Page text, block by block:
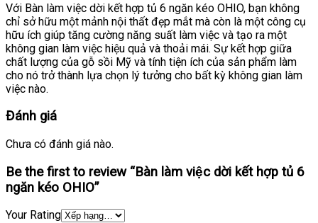
Với Bàn làm việc dời kết hợp tủ 6 ngăn kéo OHIO, bạn không
chỉ sở hữu một mảnh nội thất đẹp mắt mà còn là một công cụ
hữu ích giúp tăng cường năng suất làm việc và tạo ra một
không gian làm việc hiệu quả và thoải mái. Sự kết hợp giữa
chất lượng của gỗ sồi Mỹ và tính tiện ích của sản phẩm làm
cho nó trở thành lựa chọn lý tưởng cho bất kỳ không gian làm
việc nào.
Đánh giá
Chưa có đánh giá nào.
Be the first to review “Bàn làm việc dời kết hợp tủ 6
ngăn kéo OHIO”
Your Rating